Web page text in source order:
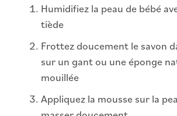
Humidifiez la peau de bébé
tiède
Frottez doucement le savon
sur un gant ou une éponge
mouillée
Appliquez la mousse sur la